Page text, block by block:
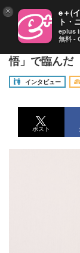
【インタビ
悟」で臨んだ
インタビュー
ポスト
× e＋(
ト・
eplus
無料 -